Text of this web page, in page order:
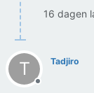
16 dagen
T
Offline
Tadjiro